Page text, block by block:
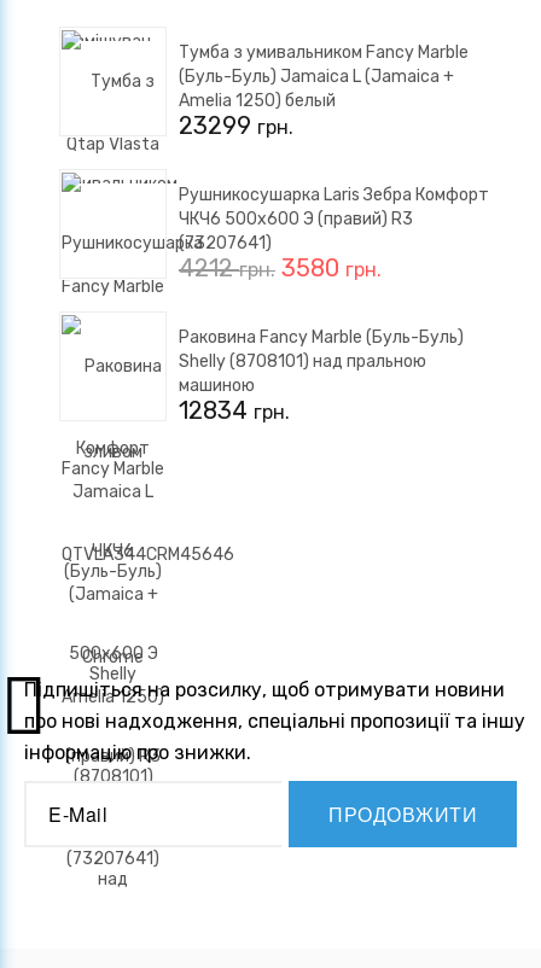
Тумба з умивальником Fancy Marble
(Буль-Буль) Jamaica L (Jamaica +
Amelia 1250) белый
23299 грн.
Рушникосушарка Laris Зебра Комфорт
ЧКЧ6 500x600 Э (правий) R3
(73207641)
4212грн. 3580 грн.
Раковина Fancy Marble (Буль-Буль)
Shelly (8708101) над пральною
машиною
12834 грн.
Підпишіться на розсилку, щоб отримувати новини
про нові надходження, спеціальні пропозиції та іншу
інформацію про знижки.
ПРОДОВЖИТИ